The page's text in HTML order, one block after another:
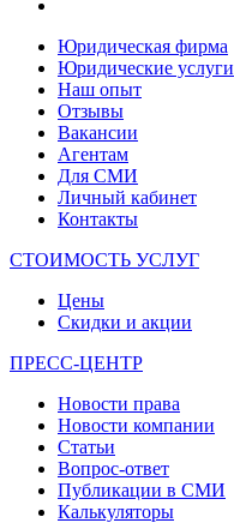
Юридическая фирма
Юридические услуги
Наш опыт
Отзывы
Вакансии
Агентам
Для СМИ
Личный кабинет
Контакты
СТОИМОСТЬ УСЛУГ
Цены
Скидки и акции
ПРЕСС-ЦЕНТР
Новости права
Новости компании
Статьи
Вопрос-ответ
Публикации в СМИ
Калькуляторы